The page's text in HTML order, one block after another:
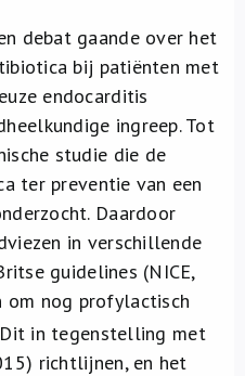
debat gaande over het
bij patiënten met
endocarditis
ingreep. Tot
studie die de
ter preventie van een
Daardoor
in verschillende
guidelines (NICE,
om nog profylactisch
in tegenstelling met
richtlijnen, en het